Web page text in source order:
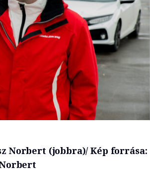
Norbert (jobbra)/ Kép forrása: